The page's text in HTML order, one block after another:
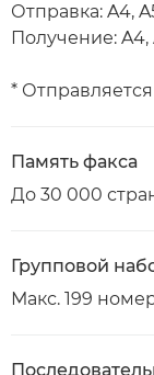
Отправка: A4,
Получение: A4,
*
Память факса
До 30 000
Групповой
Макс. 199